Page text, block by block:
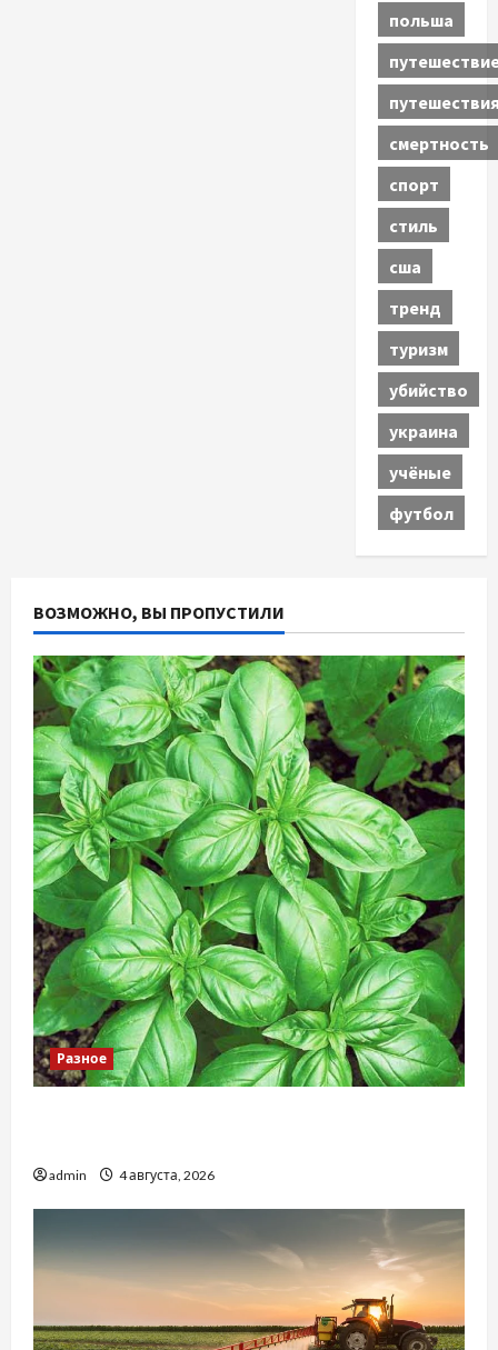
польша
смертность
спорт
стиль
сша
тренд
туризм
убийство
украина
учёные
футбол
ВОЗМОЖНО, ВЫ ПРОПУСТИЛИ
Разное
admin 4 августа, 2026